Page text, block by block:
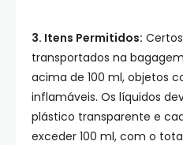
3. Itens Permitidos:
transportados na
acima de 100 ml, objetos
inflamáveis. Os líquidos
plástico transparente e
exceder 100 ml, com o